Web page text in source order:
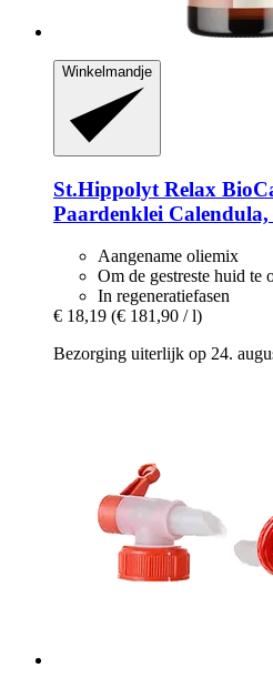
Winkelmandje
St.Hippolyt Relax
Paardenklei Calendula,
Aangename oliemix
Om de gestreste huid te
In regeneratiefasen
€ 18,19 (€ 181,90 / l)
Bezorging uiterlijk op 24.